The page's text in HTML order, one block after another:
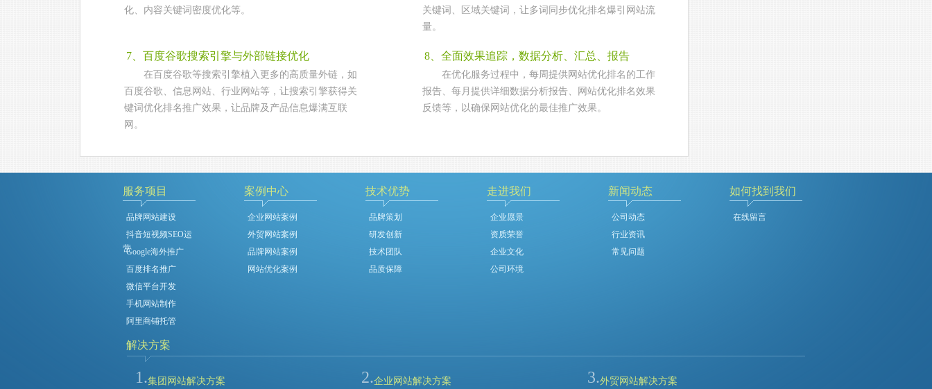
化、内容关键词密度优化等。
关键词、区域关键词，让多词同步优化排名爆引网站流
量。
7、百度谷歌搜索引擎与外部链接优化
在百度谷歌等搜索引擎植入更多的高质量外链，如
百度谷歌、信息网站、行业网站等，让搜索引擎获得关
键词优化排名推广效果，让品牌及产品信息爆满互联
网。
8、全面效果追踪，数据分析、汇总、报告
在优化服务过程中，每周提供网站优化排名的工作
报告、每月提供详细数据分析报告、网站优化排名效果
反馈等，以确保网站优化的最佳推广效果。
服务项目
品牌网站建设
抖音短视频SEO运
营Google海外推广
百度排名推广
微信平台开发
手机网站制作
阿里商铺托管
案例中心
企业网站案例
外贸网站案例
品牌网站案例
网站优化案例
技术优势
品牌策划
研发创新
技术团队
品质保障
走进我们
企业愿景
资质荣誉
企业文化
公司环境
新闻动态
公司动态
行业资讯
常见问题
如何找到我们
在线留言
解决方案
1.集团网站解决方案 2.企业网站解决方案 3.外贸网站解决方案